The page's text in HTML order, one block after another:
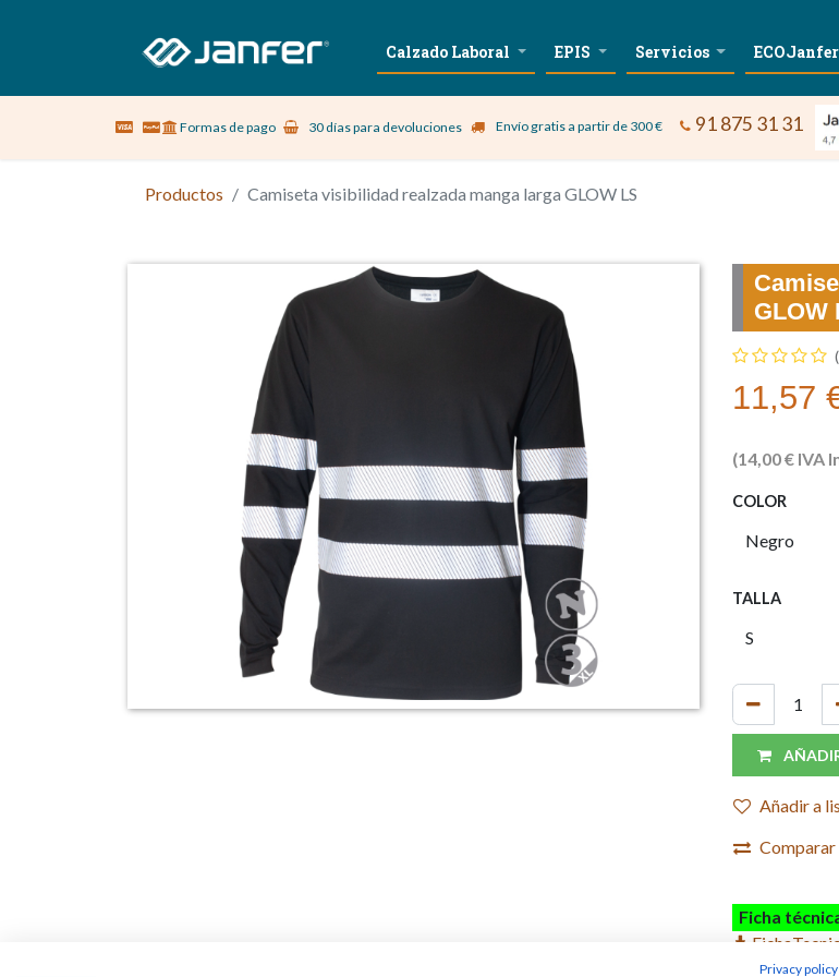
Sobre nosotros Vestuario Laboral Calzado Laboral EPIS Servicios ECOJanfer
Formas de pago 30 días para devoluciones Envío gratis a partir de 300 € 91 875 31 31
Productos Camiseta visibilidad realzada manga larga GLOW LS
GLOW
11,57
(14,00€ IVA
COLOR
TALLA
Añadir a
Comparar
Ficha
Privacy policy